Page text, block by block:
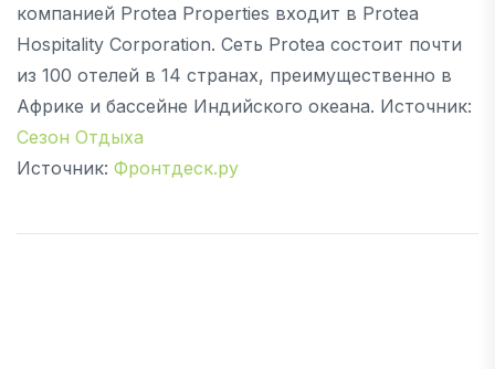
компанией Protea Properties входит в Protea
Hospitality Corporation. Сеть Protea состоит почти
из 100 отелей в 14 странах, преимущественно в
Африке и бассейне Индийского океана. Источник:
Сезон Отдыха
Источник: Фронтдеск.ру